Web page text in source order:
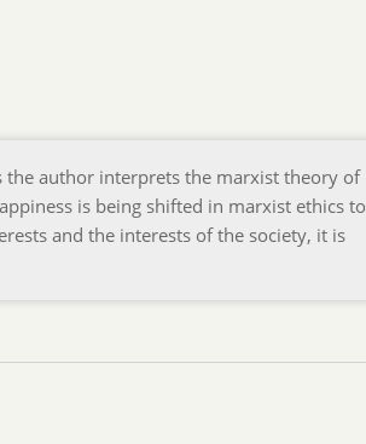
the author interprets the marxist theory of
is being shifted in marxist ethics to
and the interests of the society, it is